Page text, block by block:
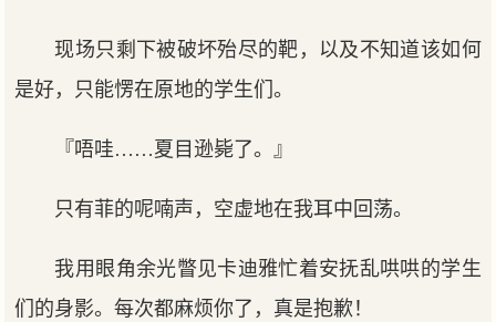
现场只剩下被破坏殆尽的靶，以及不知道该如何
是好，只能愣在原地的学生们。
『唔哇……夏目逊毙了。』
只有菲的呢喃声，空虚地在我耳中回荡。
我用眼角余光瞥见卡迪雅忙着安抚乱哄哄的学生
们的身影。每次都麻烦你了，真是抱歉！